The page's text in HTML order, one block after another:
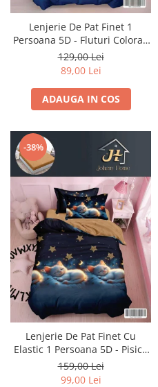
Lenjerie De Pat Finet 1
Persoana 5D - Fluturi Colorati
Si Stelute
129,00 Lei
89,00 Lei
ADAUGA IN COS
-38%
Lenjerie De Pat Finet Cu
Elastic 1 Persoana 5D - Pisica
Sub Cerul Instelat
159,00 Lei
99,00 Lei